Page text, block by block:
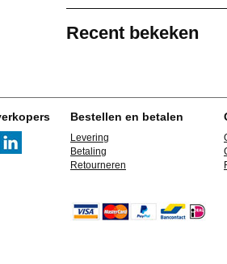
Recent bekeken
Bestellen en betalen
Levering
Betaling
Retourneren